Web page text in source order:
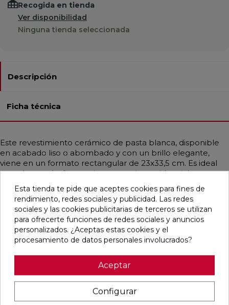
Recogida en tienda
Ver disponibilidad
Ninguna tienda seleccionada
Descripción
Ficha técnica
Este revestimiento cerámico de pasta blanca, disponible
en acabado liso o abombado y con un brillo elegante,
viene en un formato rectangular de 23x33,5 cm. Es ideal
para decorar baños, cocinas, espacios residenciales,
comerciales y cualquier área que necesite un toque
especial. El modelo presenta diferentes tonos que se
pueden combinar de manera alterna, todos incluidos en la
misma caja. Con un estilo vintage y predominantemente
en color crema, emula un diseño monocolor que aporta
un aire clásico y sofisticado a cualquier ambiente.
Pensamos que te puede interesar
Esta tienda te pide que aceptes cookies para fines de
rendimiento, redes sociales y publicidad. Las redes
sociales y las cookies publicitarias de terceros se utilizan
para ofrecerte funciones de redes sociales y anuncios
personalizados. ¿Aceptas estas cookies y el
procesamiento de datos personales involucrados?
Aceptar
Configurar